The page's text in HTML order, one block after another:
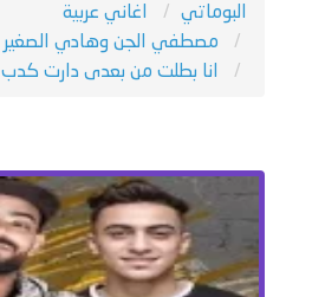
البوماتي
اغاني عربية
مصطفي الجن وهادي الصغير
انا بطلت من بعدى دارت كدب